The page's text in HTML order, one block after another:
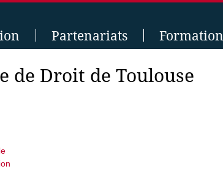
Partenariats Formation
de Droit de Toulouse